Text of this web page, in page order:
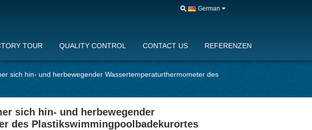
German
TOUR QUALITY CONTROL CONTACT US REFERENZEN
sich hin- und herbewegender Wassertemperaturthermometer des
sich hin- und herbewegender
des Plastikswimmingpoolbadekurortes